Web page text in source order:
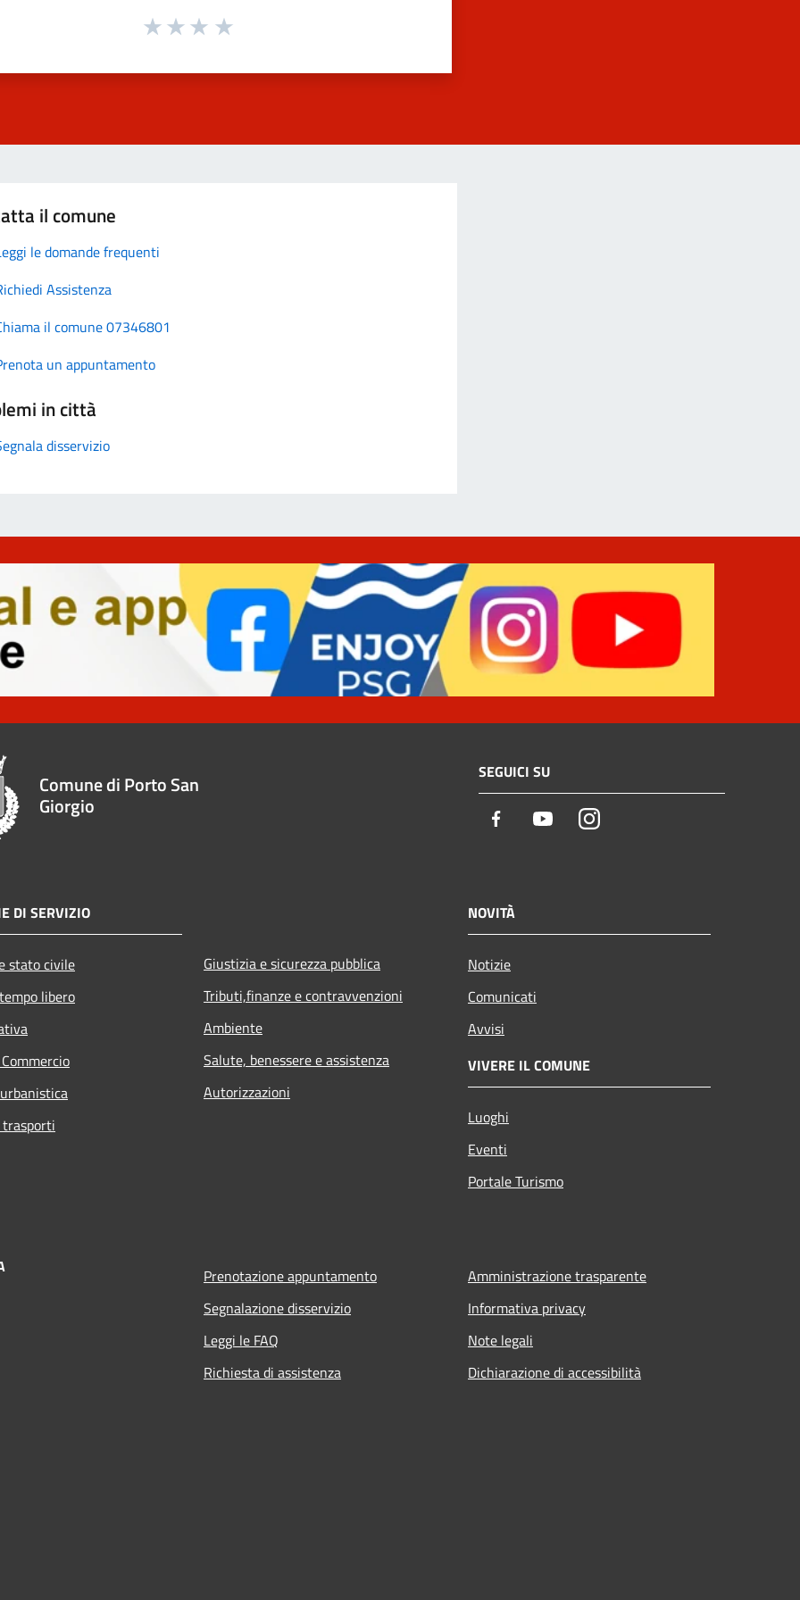
il comune
le domande frequenti
Assistenza
il comune 07346801
un appuntamento
in città
disservizio
Comune di Porto San
Giorgio
SEGUICI SU
Facebook YoutubeInstagram
DI SERVIZIO
stato civile
libero
Giustizia e sicurezza pubblica
Tributi,finanze e contravvenzioni
Ambiente
Salute, benessere e assistenza
Autorizzazioni
NOVITÀ
Notizie
Comunicati
Avvisi
VIVERE IL COMUNE
Luoghi
Eventi
Portale Turismo
Prenotazione appuntamento
Segnalazione disservizio
Leggi le FAQ
Richiesta di assistenza
Amministrazione trasparente
Informativa privacy
Note legali
Dichiarazione di accessibilità